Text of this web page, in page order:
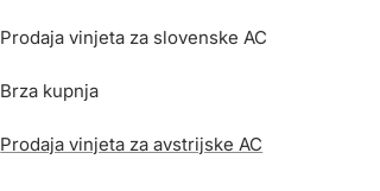
Prodaja vinjeta za slovenske AC
Brza kupnja
Prodaja vinjeta za avstrijske AC